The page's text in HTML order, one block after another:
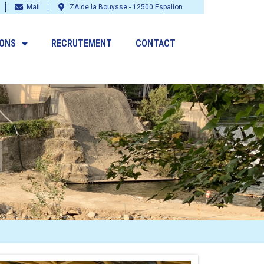
Mail ZA de la Bouysse - 12500 Espalion
RECRUTEMENT CONTACT